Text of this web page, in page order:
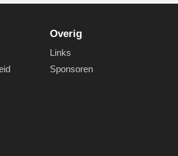
Overig
Links
Sponsoren